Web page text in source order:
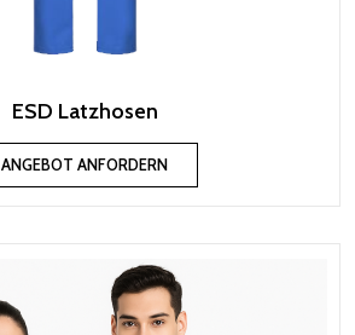
ESD Latzhosen
ANGEBOT ANFORDERN